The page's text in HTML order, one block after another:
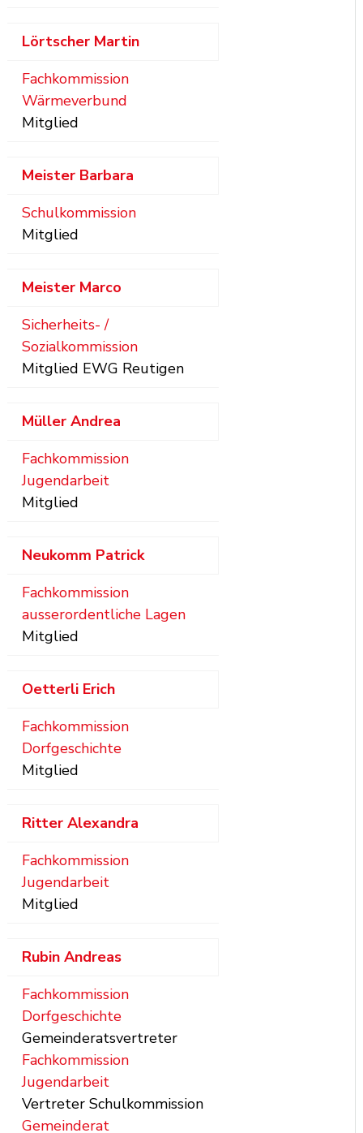
Lörtscher Martin
Fachkommission
Wärmeverbund
Mitglied
Meister Barbara
Schulkommission
Mitglied
Meister Marco
Sicherheits- /
Sozialkommission
Mitglied EWG Reutigen
Müller Andrea
Fachkommission
Jugendarbeit
Mitglied
Neukomm Patrick
Fachkommission
ausserordentliche Lagen
Mitglied
Oetterli Erich
Fachkommission
Dorfgeschichte
Mitglied
Ritter Alexandra
Fachkommission
Jugendarbeit
Mitglied
Rubin Andreas
Fachkommission
Dorfgeschichte
Gemeinderatsvertreter
Fachkommission
Jugendarbeit
Vertreter Schulkommission
Gemeinderat